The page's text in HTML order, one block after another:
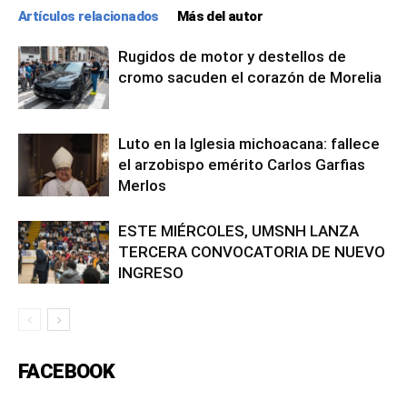
Artículos relacionados Más del autor
Rugidos de motor y destellos de
cromo sacuden el corazón de Morelia
Luto en la Iglesia michoacana: fallece
el arzobispo emérito Carlos Garfias
Merlos
ESTE MIÉRCOLES, UMSNH LANZA
TERCERA CONVOCATORIA DE NUEVO
INGRESO
FACEBOOK